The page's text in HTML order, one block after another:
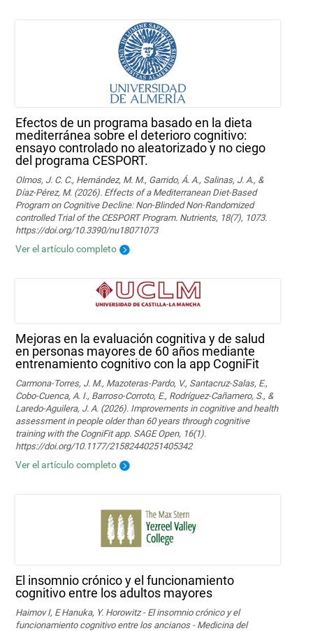
Efectos de un programa basado en la dieta
mediterránea sobre el deterioro cognitivo:
ensayo controlado no aleatorizado y no ciego
del programa CESPORT.
Olmos, J. C. C., Hernández, M. M., Garrido, Á. A., Salinas, J. A., &
Díaz-Pérez, M. (2026). Effects of a Mediterranean Diet-Based
Program on Cognitive Decline: Non-Blinded Non-Randomized
controlled Trial of the CESPORT Program. Nutrients, 18(7), 1073.
https://doi.org/10.3390/nu18071073
Ver el artículo completo
Mejoras en la evaluación cognitiva y de salud
en personas mayores de 60 años mediante
entrenamiento cognitivo con la app CogniFit
Carmona-Torres, J. M., Mazoteras-Pardo, V., Santacruz-Salas, E.,
Cobo-Cuenca, A. I., Barroso-Corroto, E., Rodríguez-Cañamero, S., &
Laredo-Aguilera, J. A. (2026). Improvements in cognitive and health
assessment in people older than 60 years through cognitive
training with the CogniFit app. SAGE Open, 16(1).
https://doi.org/10.1177/21582440251405342
Ver el artículo completo
El insomnio crónico y el funcionamiento
cognitivo entre los adultos mayores
Haimov I, E Hanuka, Y. Horowitz - El insomnio crónico y el
funcionamiento cognitivo entre los ancianos - Medicina del